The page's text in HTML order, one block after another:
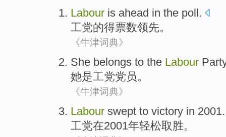
Labour is ahead in the poll.
工党的得票数领先。
《牛津词典》
She belongs to the Labour Party
她是工党党员。
《牛津词典》
Labour swept to victory in 2001.
工党在2001年轻松取胜。